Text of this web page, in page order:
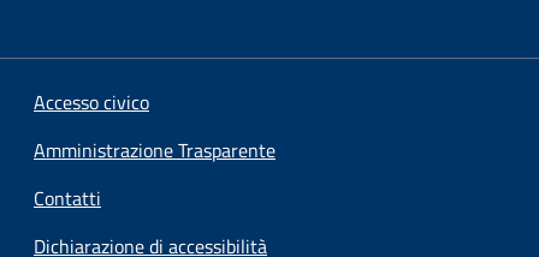
Accesso civico
Amministrazione Trasparente
Contatti
Dichiarazione di accessibilità